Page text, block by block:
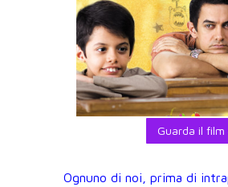
Guarda il film
Ognuno di noi, prima di